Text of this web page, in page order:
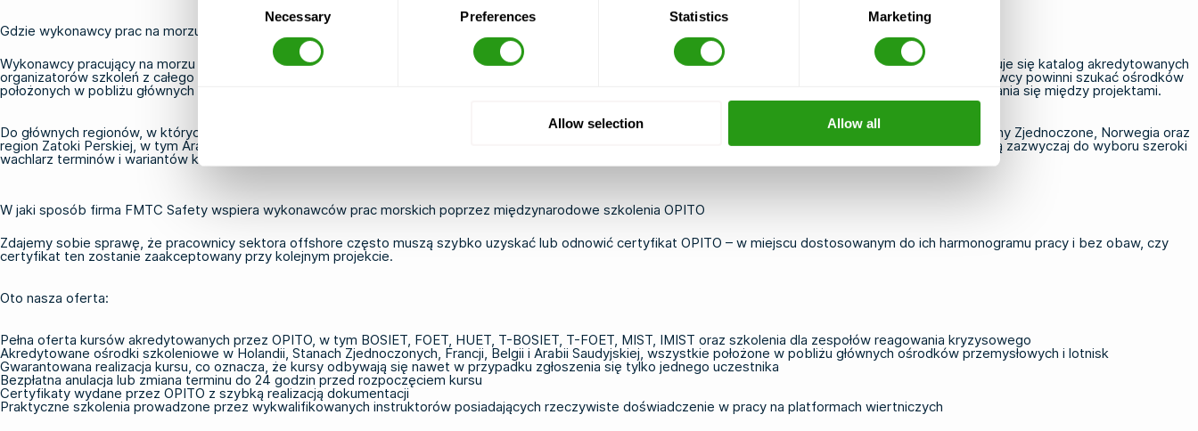
Necessary Preferences Statistics Marketing
Allow selection Allow all
Gdzie wykonawcy prac na morzu mogą znaleźć akredytowane szkolenia OPITO na całym świecie?
Wykonawcy pracujący na morzu mogą znaleźć akredytowane szkolenia OPITO w certyfikowanych ośrodkach w wielu krajach. Na stronie internetowej OPITO znajduje się katalog akredytowanych
organizatorów szkoleń z całego świata, który stanowi najbardziej wiarygodny sposób sprawdzenia statusu danego ośrodka przed dokonaniem rezerwacji. Wykonawcy powinni szukać ośrodków
położonych w pobliżu głównych ośrodków przemysłowych, portów lub lotnisk, ponieważ zazwyczaj zapewniają one najwygodniejszy dojazd podczas przemieszczania się między projektami.
Do głównych regionów, w których istnieje sprawdzona infrastruktura szkoleniowa akredytowana przez OPITO, należą Holandia, Wielka Brytania, Francja, Belgia, Stany Zjednoczone, Norwegia oraz
region Zatoki Perskiej, w tym Arabia Saudyjska. Wykonawcy prowadzący działalność w tych regionach lub przebywający w nich w ramach podróży służbowych mają zazwyczaj do wyboru szeroki
wachlarz terminów i wariantów kursów.
W jaki sposób firma FMTC Safety wspiera wykonawców prac morskich poprzez międzynarodowe szkolenia OPITO
Zdajemy sobie sprawę, że pracownicy sektora offshore często muszą szybko uzyskać lub odnowić certyfikat OPITO – w miejscu dostosowanym do ich harmonogramu pracy i bez obaw, czy
certyfikat ten zostanie zaakceptowany przy kolejnym projekcie.
Oto nasza oferta:
Pełna oferta kursów akredytowanych przez OPITO, w tym BOSIET FOET HUET T-BOSIET T-FOET , MIST, IMIST oraz szkolenia dla zespołów reagowania kryzysowego
Akredytowane ośrodki szkoleniowe w Holandii, Stanach Zjednoczonych, Francji, Belgii i Arabii Saudyjskiej, wszystkie położone w pobliżu głównych ośrodków przemysłowych i lotnisk
Gwarantowana realizacja kursu, co oznacza, że kursy odbywają się nawet w przypadku zgłoszenia się tylko jednego uczestnika
Bezpłatna anulacja lub zmiana terminu do 24 godzin przed rozpoczęciem kursu
Certyfikaty wydane przez OPITO z szybką realizacją dokumentacji
Praktyczne szkolenia prowadzone przez wykwalifikowanych instruktorów posiadających rzeczywiste doświadczenie w pracy na platformach wiertniczych